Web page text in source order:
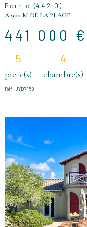
Pornic (44210)
A 900 M DE LA PLAGE.
441 000 €
5
pièce(s)
4
chambre(s)
Réf : JYD7158